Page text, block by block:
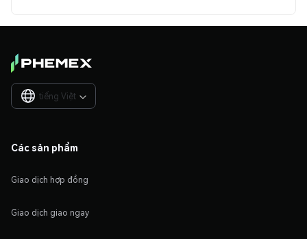
tiếng Việt 
Các sản phẩm
Giao dịch hợp đồng
Giao dịch giao ngay